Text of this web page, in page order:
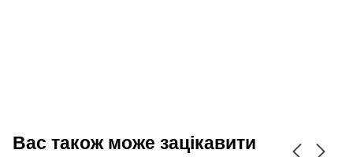
Вас також може зацікавити